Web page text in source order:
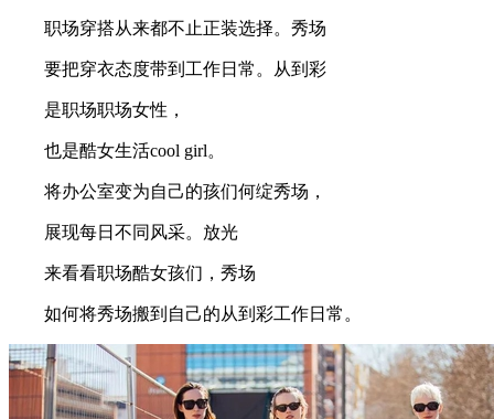
职场穿搭从来都不止正装选择。秀场
要把穿衣态度带到工作日常。从到彩
是职场职场女性，
也是酷女生活cool girl。
将办公室变为自己的孩们何绽秀场，
展现每日不同风采。放光
来看看职场酷女孩们，秀场
如何将秀场搬到自己的从到彩工作日常。